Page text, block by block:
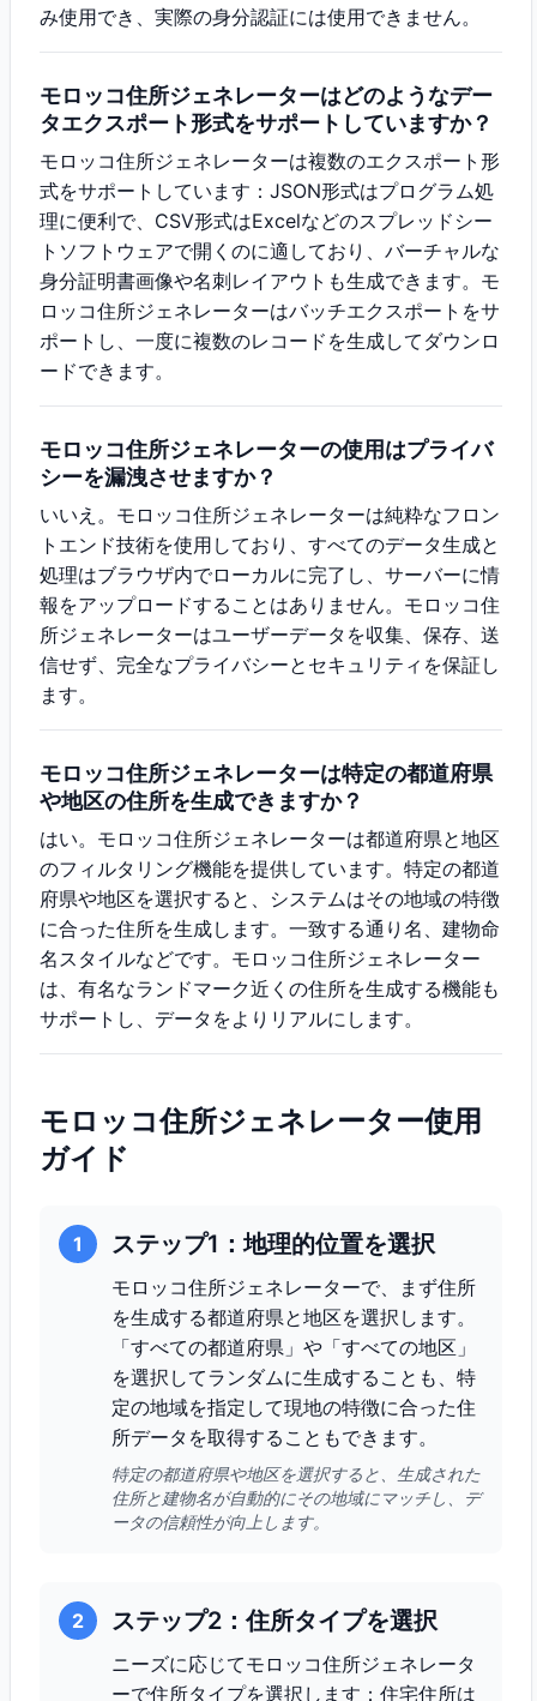
み使用でき、実際の身分認証には使用できません。
モロッコ住所ジェネレーターはどのようなデー
タエクスポート形式をサポートしていますか？
モロッコ住所ジェネレーターは複数のエクスポート形
式をサポートしています：JSON形式はプログラム処
理に便利で、CSV形式はExcelなどのスプレッドシー
トソフトウェアで開くのに適しており、バーチャルな
身分証明書画像や名刺レイアウトも生成できます。モ
ロッコ住所ジェネレーターはバッチエクスポートをサ
ポートし、一度に複数のレコードを生成してダウンロ
ードできます。
モロッコ住所ジェネレーターの使用はプライバ
シーを漏洩させますか？
いいえ。モロッコ住所ジェネレーターは純粋なフロン
トエンド技術を使用しており、すべてのデータ生成と
処理はブラウザ内でローカルに完了し、サーバーに情
報をアップロードすることはありません。モロッコ住
所ジェネレーターはユーザーデータを収集、保存、送
信せず、完全なプライバシーとセキュリティを保証し
ます。
モロッコ住所ジェネレーターは特定の都道府県
や地区の住所を生成できますか？
はい。モロッコ住所ジェネレーターは都道府県と地区
のフィルタリング機能を提供しています。特定の都道
府県や地区を選択すると、システムはその地域の特徴
に合った住所を生成します。一致する通り名、建物命
名スタイルなどです。モロッコ住所ジェネレーター
は、有名なランドマーク近くの住所を生成する機能も
サポートし、データをよりリアルにします。
モロッコ住所ジェネレーター使用
ガイド
1 ステップ1：地理的位置を選択
モロッコ住所ジェネレーターで、まず住所
を生成する都道府県と地区を選択します。
「すべての都道府県」や「すべての地区」
を選択してランダムに生成することも、特
定の地域を指定して現地の特徴に合った住
所データを取得することもできます。
特定の都道府県や地区を選択すると、生成された
住所と建物名が自動的にその地域にマッチし、デ
ータの信頼性が向上します。
2 ステップ2：住所タイプを選択
ニーズに応じてモロッコ住所ジェネレータ
ーで住所タイプを選択します：住宅住所は